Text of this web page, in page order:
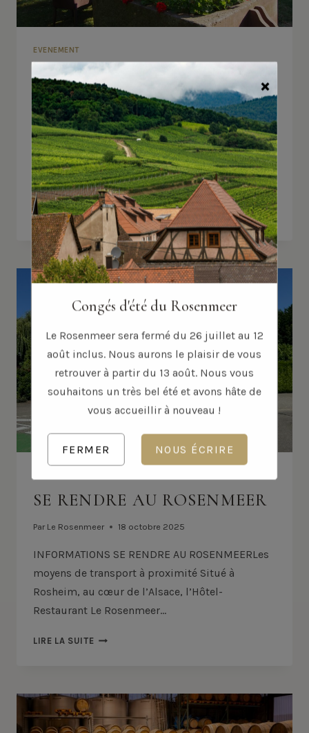
EVENEMENT
DÉJEUNER DANS L’HERBE
Par Le Rosenmeer 1 janvier 2026
EVENEMENTS Déjeuner dans l’herbeSamedi 15
aout 2026 Le samedi 15 août, venez vivre une
expérience gastronomique unique au jardin
du…
LIRE LA SUITEDÉJEUNER
DANS
L’HERBE
SE RENDRE AU ROSENMEER
Par Le Rosenmeer 18 octobre 2025
INFORMATIONS SE RENDRE AU ROSENMEERLes
moyens de transport à proximité Situé à
Rosheim, au cœur de l’Alsace, l’Hôtel-
Restaurant Le Rosenmeer…
LIRE LA SUITESE
×
Congés d'été du Rosenmeer
Le Rosenmeer sera fermé du 26 juillet au 12
août inclus. Nous aurons le plaisir de vous
retrouver à partir du 13 août. Nous vous
souhaitons un très bel été et avons hâte de
vous accueillir à nouveau !
FERMER NOUS ÉCRIRE